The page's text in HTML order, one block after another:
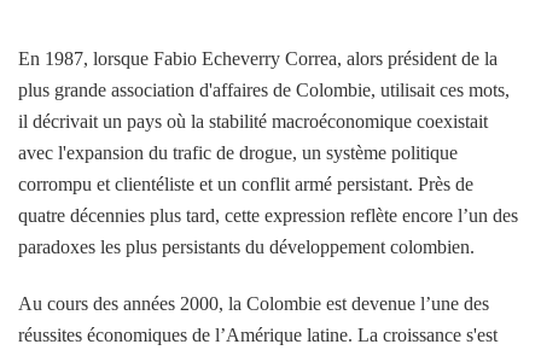
En 1987, lorsque Fabio Echeverry Correa, alors président de la
plus grande association d'affaires de Colombie, utilisait ces mots,
il décrivait un pays où la stabilité macroéconomique coexistait
avec l'expansion du trafic de drogue, un système politique
corrompu et clientéliste et un conflit armé persistant. Près de
quatre décennies plus tard, cette expression reflète encore l’un des
paradoxes les plus persistants du développement colombien.
Au cours des années 2000, la Colombie est devenue l’une des
réussites économiques de l’Amérique latine. La croissance s'est